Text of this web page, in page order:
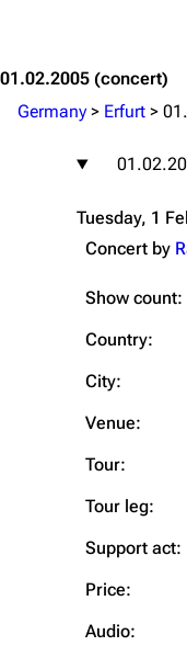
01.02.2005 (concert)
Germany > Erfurt >
Tuesday, 1
Concert by
Show count:
Country:
City:
Venue:
Tour:
Tour leg:
Support act:
Price:
Audio: